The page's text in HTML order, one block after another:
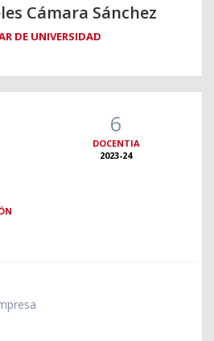
Cámara Sánchez
DE UNIVERSIDAD
6
DOCENTIA
2023-24